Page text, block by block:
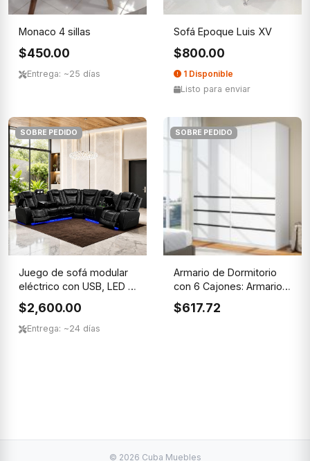
Monaco 4 sillas
$450.00
Entrega: ~25 días
Sofá Epoque Luis XV
$800.00
1 Disponible
Listo para enviar
SOBRE PEDIDO
Juego de sofá modular
eléctrico con USB, LED y
...
$2,600.00
Entrega: ~24 días
SOBRE PEDIDO
Armario de Dormitorio
con 6 Cajones: Armario
Bl...
$617.72
© 2026 Cuba Muebles